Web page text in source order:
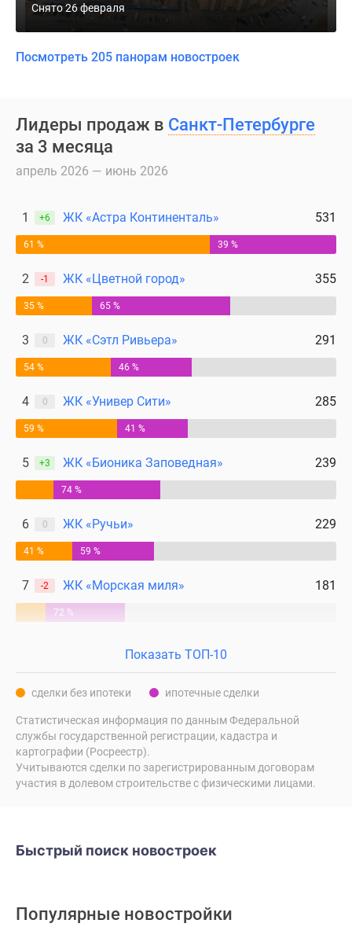
Снято 26 февраля
Посмотреть 205 панорам новостроек
Лидеры продаж в Санкт-Петербурге
за 3 месяца
апрель 2026 — июнь 2026
1 +6 ЖК «Астра Континенталь» 531
61 % 39 %
2 -1 ЖК «Цветной город» 355
35 % 65 %
3 0 ЖК «Сэтл Ривьера» 291
54 % 46 %
4 0 ЖК «Универ Сити» 285
59 % 41 %
5 +3 ЖК «Бионика Заповедная» 239
74 %
6 0 ЖК «Ручьи» 229
41 % 59 %
7 -2 ЖК «Морская миля» 181
72 %
Показать ТОП-10
сделки без ипотеки ипотечные сделки
Статистическая информация по данным Федеральной
службы государственной регистрации, кадастра и
картографии (Росреестр).
Учитываются сделки по зарегистрированным договорам
участия в долевом строительстве с физическими лицами.
Быстрый поиск новостроек
Популярные новостройки